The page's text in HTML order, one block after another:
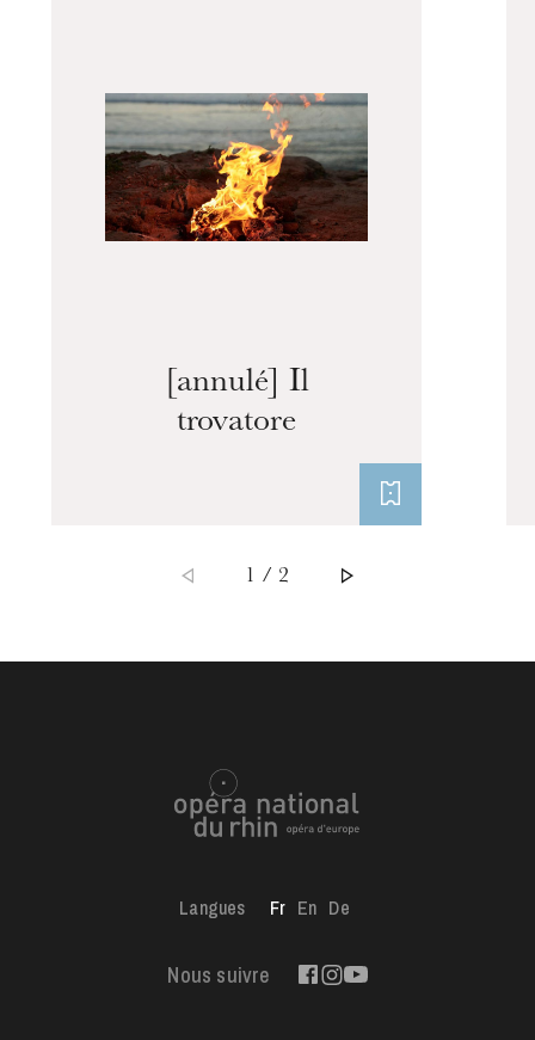
mercredi 19 août 2026
1 / 2
[annulé] Il
trovatore
Langues Fr En De
Nous suivre